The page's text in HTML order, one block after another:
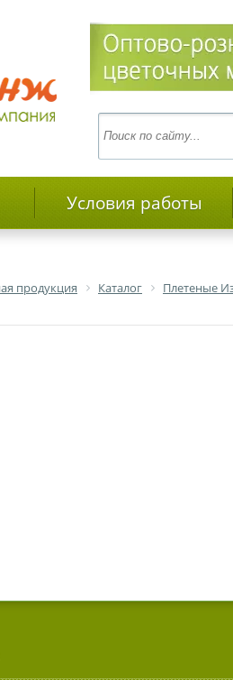
Условия работы
продукция Каталог Плетеные